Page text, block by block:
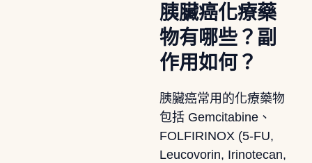
胰臟癌化療藥
物有哪些？副
作用如何？
胰臟癌常用的化療藥物
包括 Gemcitabine、
FOLFIRINOX (5-FU,
Leucovorin, Irinotecan,